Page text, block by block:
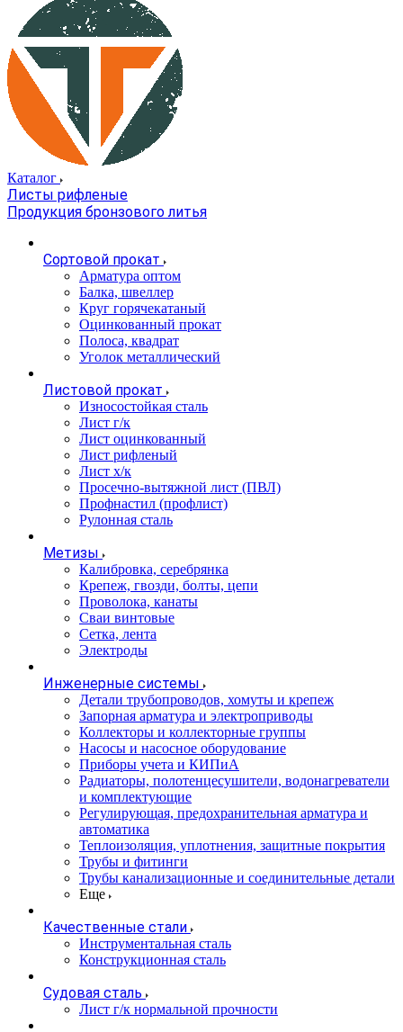
Каталог
Листы рифленые
Продукция бронзового литья
Сортовой прокат
Арматура оптом
Балка, швеллер
Круг горячекатаный
Оцинкованный прокат
Полоса, квадрат
Уголок металлический
Листовой прокат
Износостойкая сталь
Лист г/к
Лист оцинкованный
Лист рифленый
Лист х/к
Просечно-вытяжной лист (ПВЛ)
Профнастил (профлист)
Рулонная сталь
Метизы
Калибровка, серебрянка
Крепеж, гвозди, болты, цепи
Проволока, канаты
Сваи винтовые
Сетка, лента
Электроды
Инженерные системы
Детали трубопроводов, хомуты и крепеж
Запорная арматура и электроприводы
Коллекторы и коллекторные группы
Насосы и насосное оборудование
Приборы учета и КИПиА
Радиаторы, полотенцесушители, водонагреватели
и комплектующие
Регулирующая, предохранительная арматура и
автоматика
Теплоизоляция, уплотнения, защитные покрытия
Трубы и фитинги
Трубы канализационные и соединительные детали
Еще
Качественные стали
Инструментальная сталь
Конструкционная сталь
Судовая сталь
Лист г/к нормальной прочности